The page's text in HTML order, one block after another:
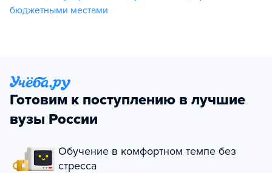
бюджетными местами
Готовим к поступлению в лучшие
вузы России
Обучение в комфортном темпе без
стресса